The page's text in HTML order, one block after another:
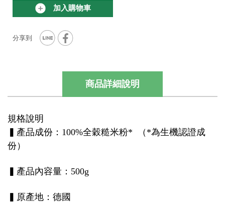
加入購物車
商品詳細說明
規格說明
▍產品成份：100%全穀糙米粉* （*為生機認證成
份）
▍產品內容量：500g
▍原產地：德國